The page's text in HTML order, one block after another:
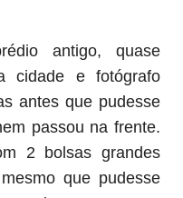
antigo, quase
cidade e fotógrafo
antes que pudesse
passou na frente.
2 bolsas grandes
que pudesse